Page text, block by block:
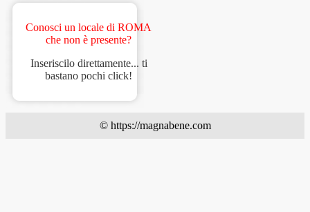
Conosci un locale di ROMA
che non è presente?
Inseriscilo direttamente... ti
bastano pochi click!
© https://magnabene.com